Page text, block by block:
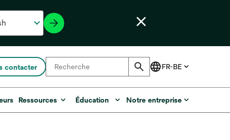
contacter
Ressources Éducation Notre entreprise